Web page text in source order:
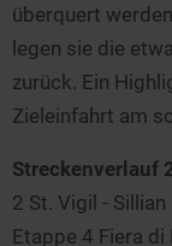
überquert
legen sie die
zurück. Ein
Zieleinfahrt am
Streckenverlauf
2 St. Vigil -
Etappe 4 Fiera